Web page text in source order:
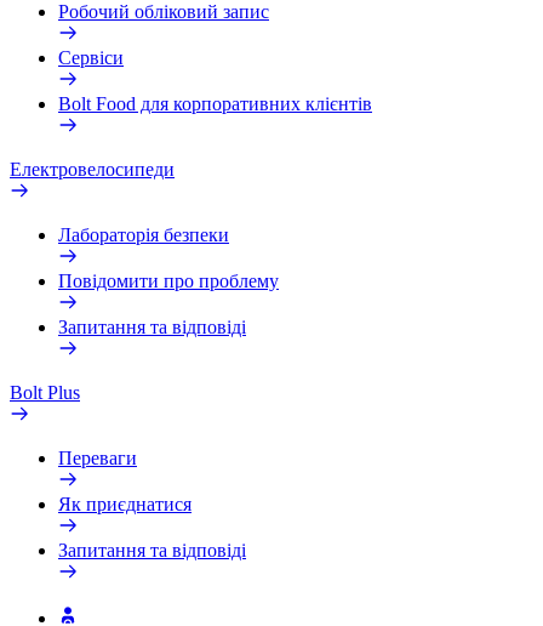
Робочий обліковий запис
Сервіси
Bolt Food для корпоративних клієнтів
Електровелосипеди
Лабораторія безпеки
Повідомити про проблему
Запитання та відповіді
Bolt Plus
Переваги
Як приєднатися
Запитання та відповіді